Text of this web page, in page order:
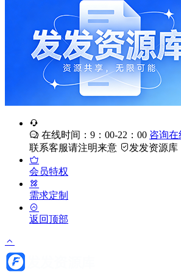
在线时间：9：00-22：00 咨询在
联系客服请注明来意
发发资源库
会员特权
需求定制
返回顶部